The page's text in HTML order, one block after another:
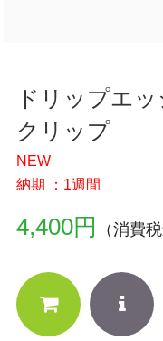
ドリップエ
クリップ
NEW
納期 ：1週間
4,400円 （消費税